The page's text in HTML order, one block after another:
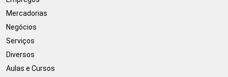
Mercadorias
Negócios
Serviços
Diversos
Aulas e Cursos